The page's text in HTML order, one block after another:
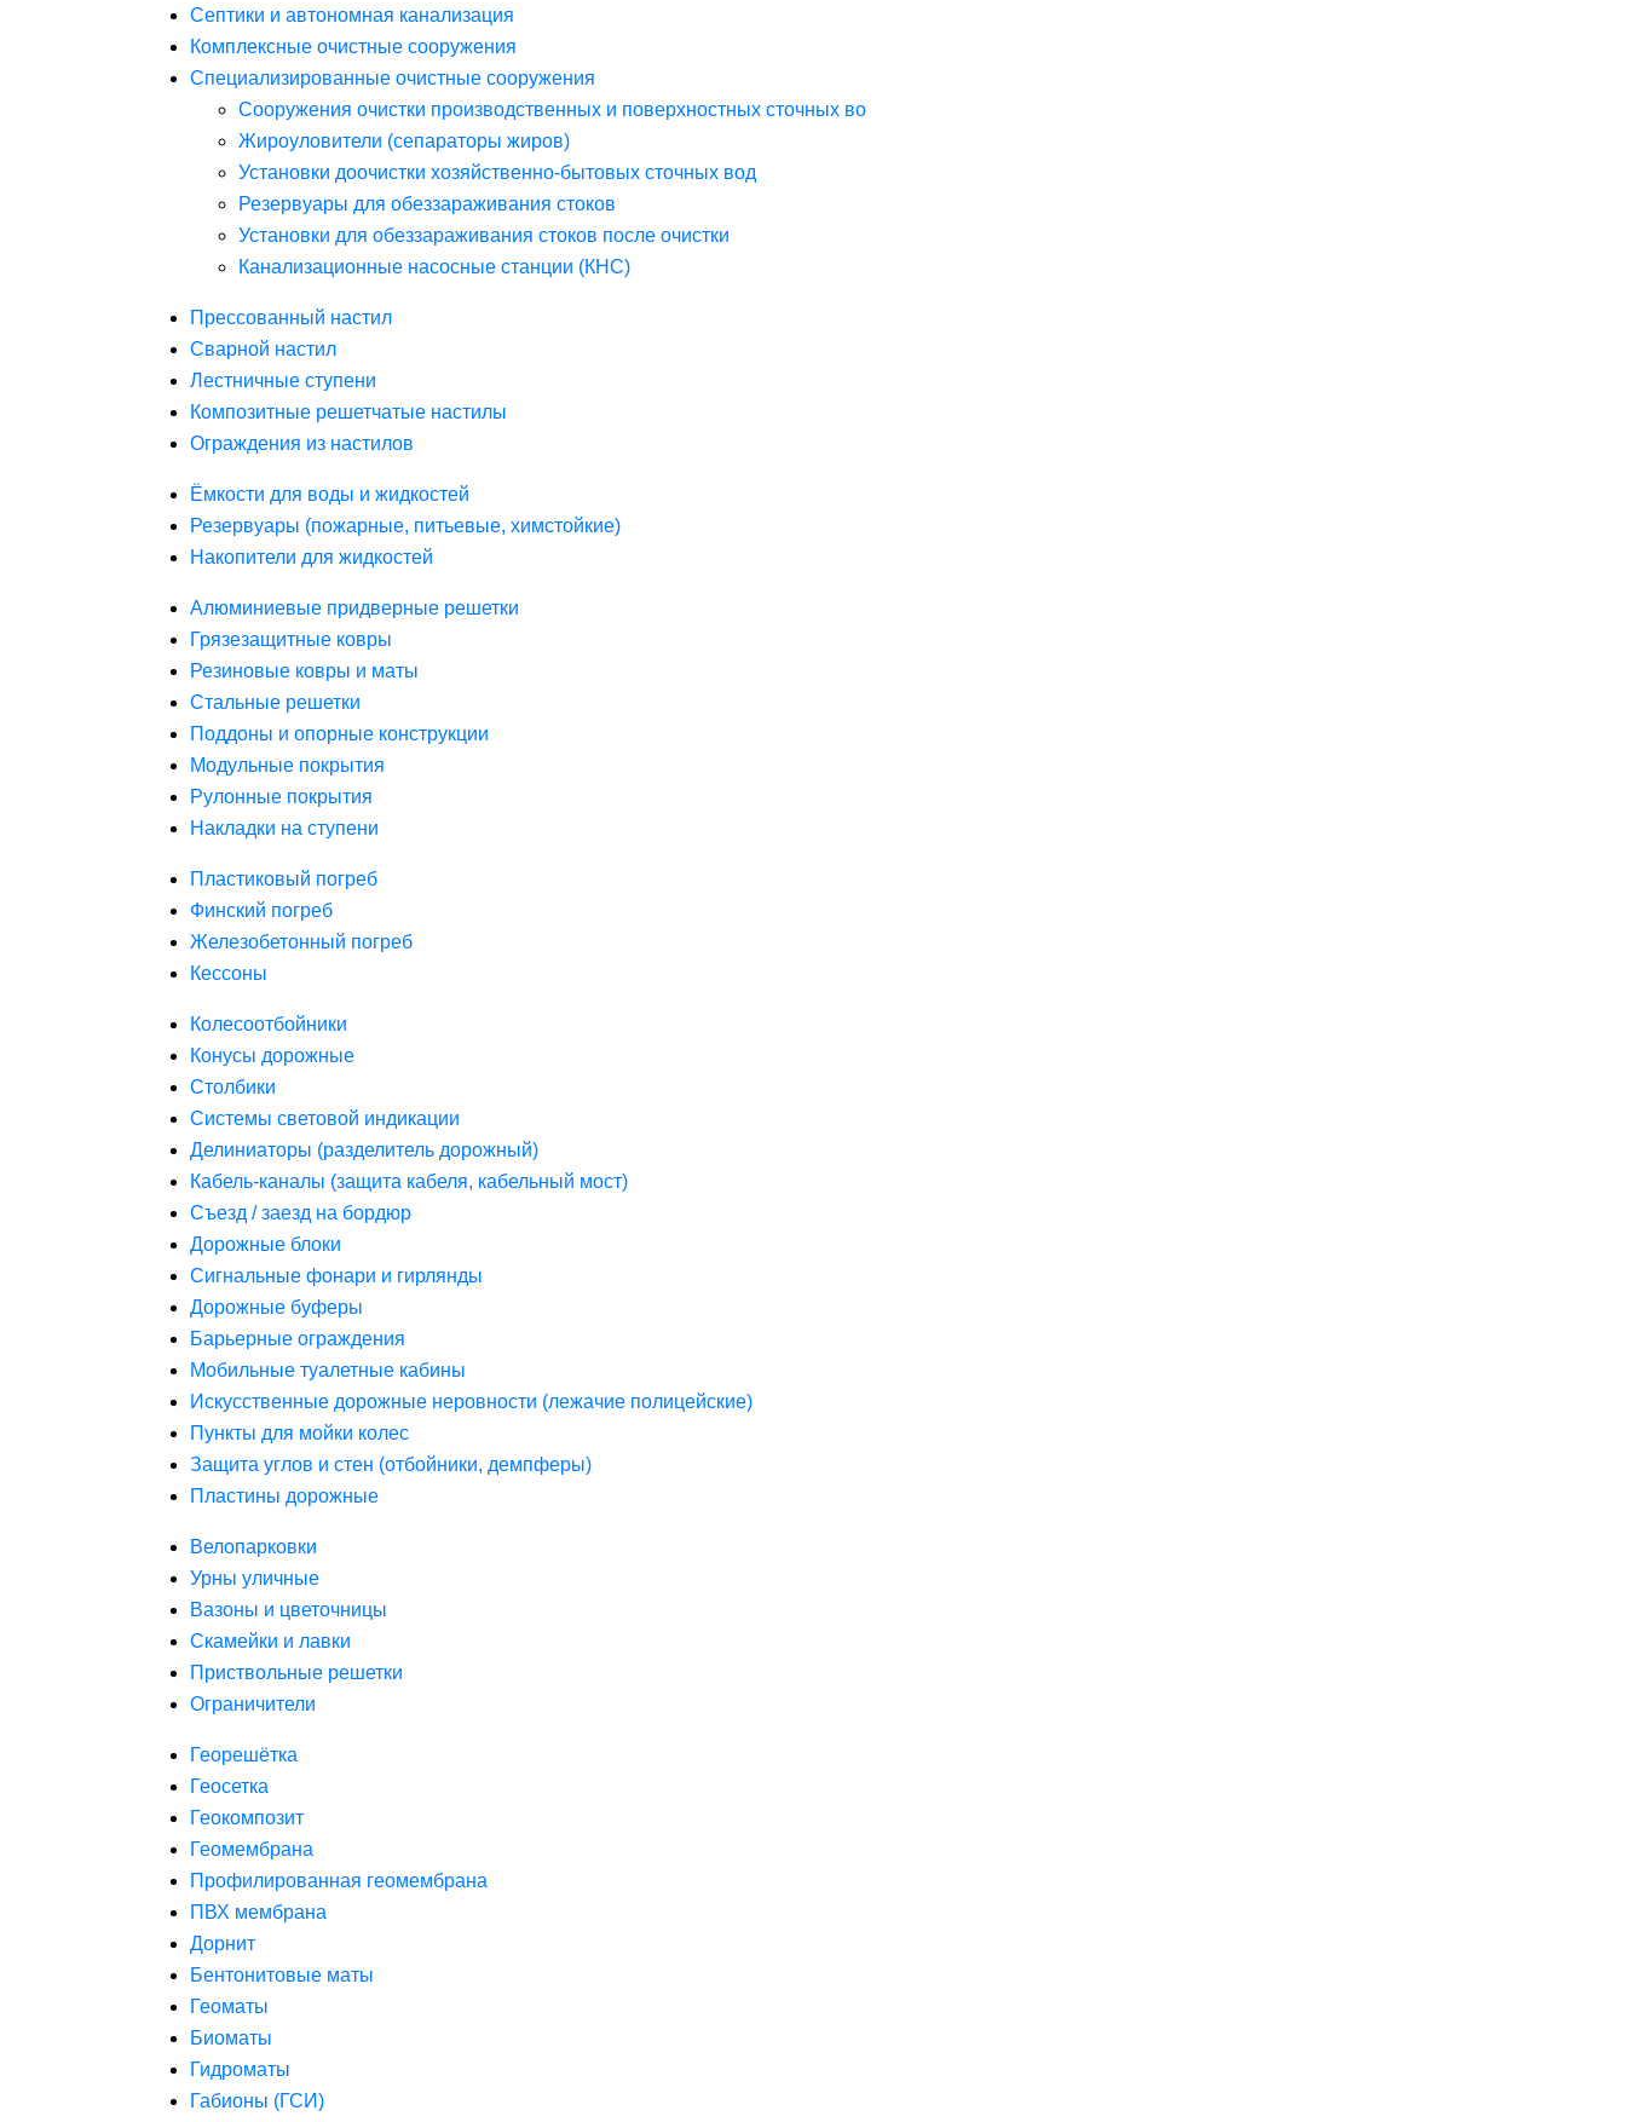
Септики и автономная канализация
Комплексные очистные сооружения
Специализированные очистные сооружения
Сооружения очистки производственных и поверхностных сточных во
Жироуловители (сепараторы жиров)
Установки доочистки хозяйственно-бытовых сточных вод
Резервуары для обеззараживания стоков
Установки для обеззараживания стоков после очистки
Канализационные насосные станции (КНС)
Прессованный настил
Сварной настил
Лестничные ступени
Композитные решетчатые настилы
Ограждения из настилов
Ёмкости для воды и жидкостей
Резервуары (пожарные, питьевые, химстойкие)
Накопители для жидкостей
Алюминиевые придверные решетки
Грязезащитные ковры
Резиновые ковры и маты
Стальные решетки
Поддоны и опорные конструкции
Модульные покрытия
Рулонные покрытия
Накладки на ступени
Пластиковый погреб
Финский погреб
Железобетонный погреб
Кессоны
Колесоотбойники
Конусы дорожные
Столбики
Системы световой индикации
Делиниаторы (разделитель дорожный)
Кабель-каналы (защита кабеля, кабельный мост)
Съезд / заезд на бордюр
Дорожные блоки
Сигнальные фонари и гирлянды
Дорожные буферы
Барьерные ограждения
Мобильные туалетные кабины
Искусственные дорожные неровности (лежачие полицейские)
Пункты для мойки колес
Защита углов и стен (отбойники, демпферы)
Пластины дорожные
Велопарковки
Урны уличные
Вазоны и цветочницы
Скамейки и лавки
Приствольные решетки
Ограничители
Георешётка
Геосетка
Геокомпозит
Геомембрана
Профилированная геомембрана
ПВХ мембрана
Дорнит
Бентонитовые маты
Геоматы
Биоматы
Гидроматы
Габионы (ГСИ)